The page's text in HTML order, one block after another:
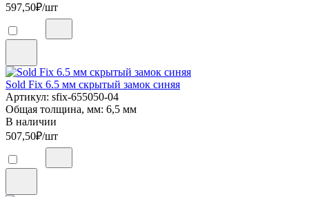
597,50₽/шт
Sold Fix 6.5 мм скрытый замок синяя
Артикул: sfix-655050-04
Общая толщина, мм: 6,5 мм
В наличии
507,50₽/шт